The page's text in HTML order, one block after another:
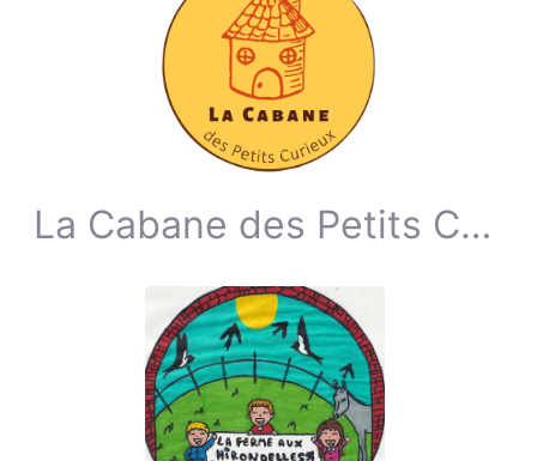
La Cabane des Petits Curieux ASBL